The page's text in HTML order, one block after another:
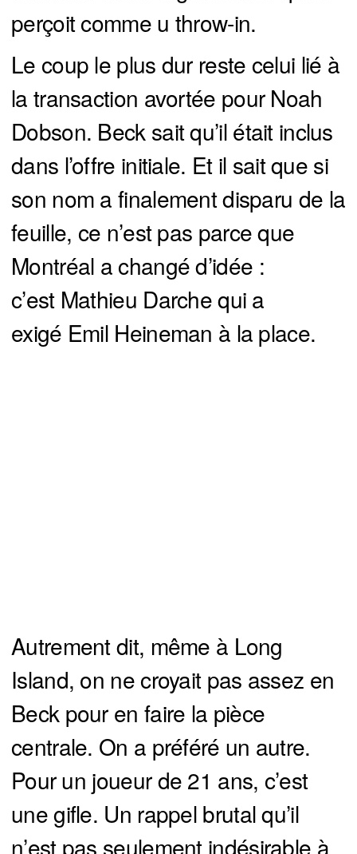
perçoit comme u throw-in.
Le coup le plus dur reste celui lié à
la transaction avortée pour Noah
Dobson. Beck sait qu’il était inclus
dans l’offre initiale. Et il sait que si
son nom a finalement disparu de la
feuille, ce n’est pas parce que
Montréal a changé d’idée :
c’est Mathieu Darche qui a
exigé Emil Heineman à la place.
Autrement dit, même à Long
Island, on ne croyait pas assez en
Beck pour en faire la pièce
centrale. On a préféré un autre.
Pour un joueur de 21 ans, c’est
une gifle. Un rappel brutal qu’il
n’est pas seulement indésirable à